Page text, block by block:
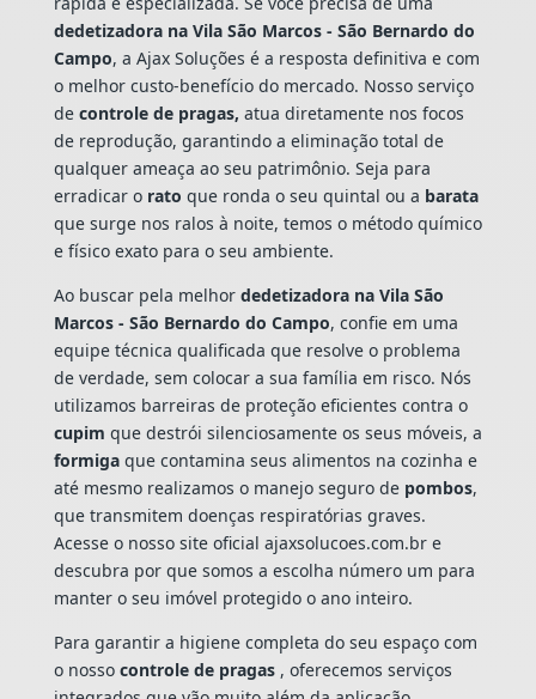
dedetizadora na Vila São Marcos - São Bernardo do
Campo, a Ajax Soluções é a resposta definitiva e com
o melhor custo-benefício do mercado. Nosso serviço
de controle de pragas, atua diretamente nos focos
de reprodução, garantindo a eliminação total de
qualquer ameaça ao seu patrimônio. Seja para
erradicar o rato que ronda o seu quintal ou a barata
que surge nos ralos à noite, temos o método químico
e físico exato para o seu ambiente.
Ao buscar pela melhor dedetizadora na Vila São
Marcos - São Bernardo do Campo, confie em uma
equipe técnica qualificada que resolve o problema
de verdade, sem colocar a sua família em risco. Nós
utilizamos barreiras de proteção eficientes contra o
cupim que destrói silenciosamente os seus móveis, a
formigaque contamina seus alimentos na cozinha e
até mesmo realizamos o manejo seguro de pombos,
que transmitem doenças respiratórias graves.
Acesse o nosso site oficial ajaxsolucoes.com.br e
descubra por que somos a escolha número um para
manter o seu imóvel protegido o ano inteiro.
Para garantir a higiene completa do seu espaço com
o nosso controle de pragas , oferecemos serviços